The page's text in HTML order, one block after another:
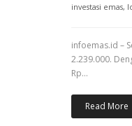
investasi emas,
infoemas.id –
2.239.000.
Rp…
Read More